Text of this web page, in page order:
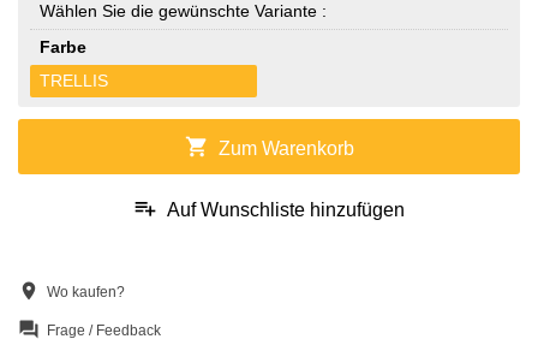
Wählen Sie die gewünschte Variante :
Farbe
TRELLIS
shopping_cart Zum Warenkorb
playlist_add Auf Wunschliste hinzufügen
location_on Wo kaufen?
question_answer Frage / Feedback